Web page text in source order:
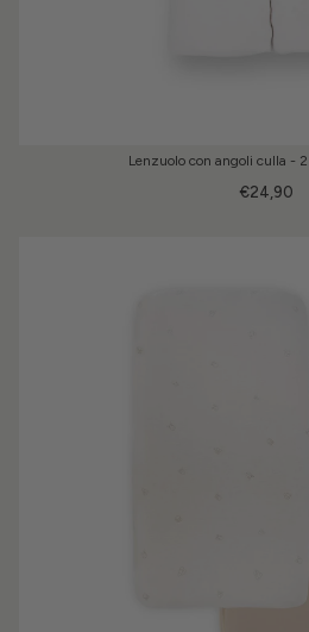
Lenzuolo con angoli culla -
€24,90